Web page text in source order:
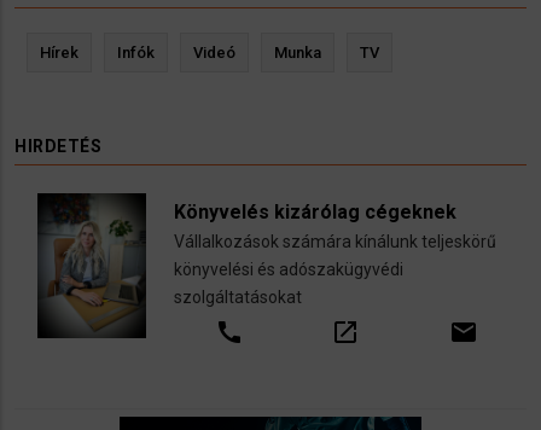
Hírek Infók Videó Munka TV
HIRDETÉS
Könyvelés kizárólag cégeknek
Vállalkozások számára kínálunk teljeskörű
könyvelési és adószakügyvédi
szolgáltatásokat
call open_in_new email